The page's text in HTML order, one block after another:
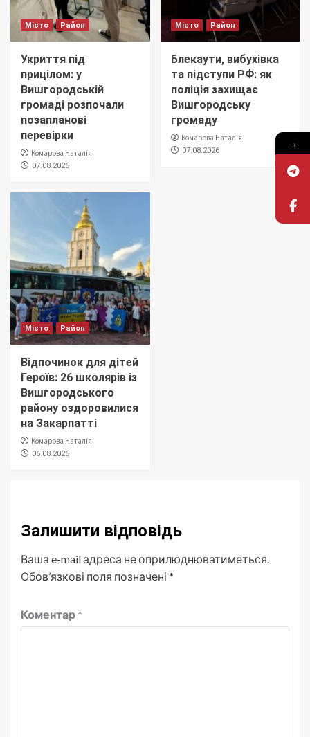
Місто Район
Укриття під
прицілом: у
Вишгородській
громаді розпочали
позапланові
перевірки
Комарова Наталія
07.08.2026
Місто Район
Блекаути, вибухівка
та підступи РФ: як
поліція захищає
Вишгородську
громаду
Комарова Наталія
07.08.2026
Місто Район
Відпочинок для дітей
Героїв: 26 школярів із
Вишгородського
району оздоровилися
на Закарпатті
Комарова Наталія
06.08.2026
Залишити відповідь
Ваша e-mail адреса не оприлюднюватиметься.
Обов’язкові поля позначені *
Коментар *
→